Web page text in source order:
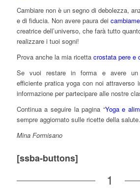
Cambiare non è un segno di debolezza,
e di fiducia. Non avere paura dei
creatrice dell’universo, che farà tutto
realizzare i tuoi sogni!
Prova anche la mia ricetta crostata pere e
Se vuoi restare in forma e avere un
efficiente pratica yoga con noi attraverso
informazione per partecipare alle nostre
Continua a seguire la pagina “Yoga e
sempre aggiornato sulle ricette della salute.
Mina Formisano
[ssba-buttons]
1